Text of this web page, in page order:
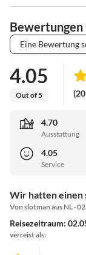
Bewertungen
Eine Bewertung
4.05
Out of 5
4.70
Ausstattung
4.05
Service
Wir hatten einen
Von slotman aus NL ·
Reisezeitraum:
verreist als: